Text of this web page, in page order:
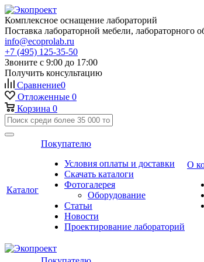
Комплексное оснащение лабораторий
Поставка лабораторной мебели, лабораторного
info@ecoprolab.ru
+7 (495) 125-35-50
Звоните с 9:00 до 17:00
Получить консультацию
Сравнение0
Отложенные 0
Корзина 0
Каталог
Покупателю
Условия оплаты и доставки
Скачать каталоги
Фотогалерея
Оборудование
Статьи
Новости
Проектирование лабораторий
О